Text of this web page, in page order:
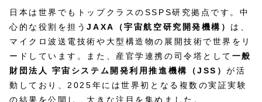
日本は世界でもトップクラスのSSPS研究拠点です。中
心的な役割を担うJAXA（宇宙航空研究開発機構） は、
マイクロ波送電技術や大型構造物の展開技術で世界をリ
ードしています。また、産官学連携の司令塔として 一般
財団法人 宇宙システム開発利用推進機構（JSS）が活
動しており、2025年には世界初となる複数の実証実験
の結果を公開し、大きな注目を集めました。